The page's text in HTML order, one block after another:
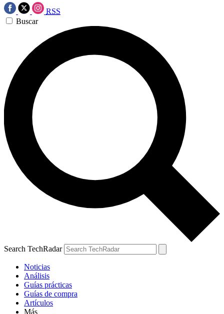
RSS
Buscar
Search TechRadar
Noticias
Análisis
Guías prácticas
Guías de compra
Artículos
Más